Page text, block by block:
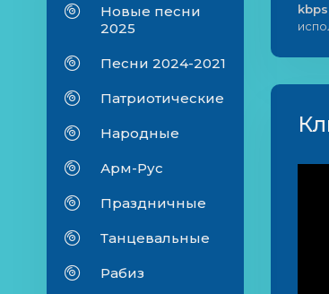
Новые песни
2025
Песни 2024-2021
Патриотические
Народные
Арм-Рус
Праздничные
Танцевальные
Рабиз
kbps